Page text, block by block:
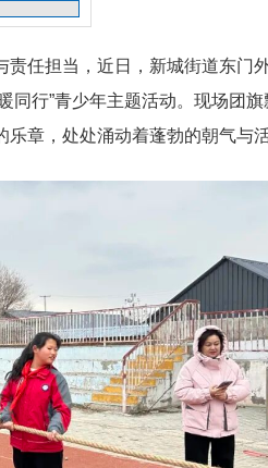
任担当，近日，新城街道东门
同行”青少年主题活动。现场团
章，处处涌动着蓬勃的朝气与活